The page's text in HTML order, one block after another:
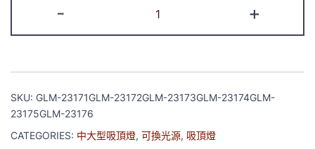
- +
SKU: GLM-23171GLM-23172GLM-23173GLM-23174GLM-
23175GLM-23176
CATEGORIES: 中大型吸頂燈, 可換光源, 吸頂燈